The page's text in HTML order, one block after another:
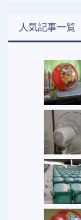
人気記事一覧